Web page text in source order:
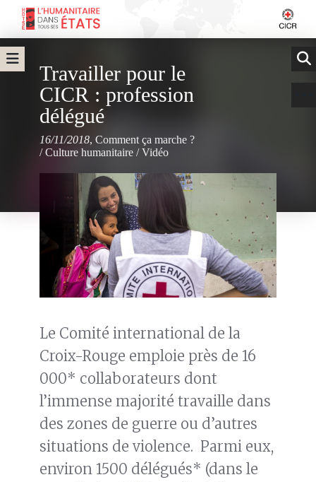
Travailler pour le
CICR : profession
délégué
16/11/2018, Comment ça marche ?
/Culture humanitaire /Vidéo
Le Comité international de la
Croix-Rouge emploie près de 16
000* collaborateurs dont
l’immense majorité travaille dans
des zones de guerre ou d’autres
situations de violence. Parmi eux,
environ 1500 délégués* (dans le